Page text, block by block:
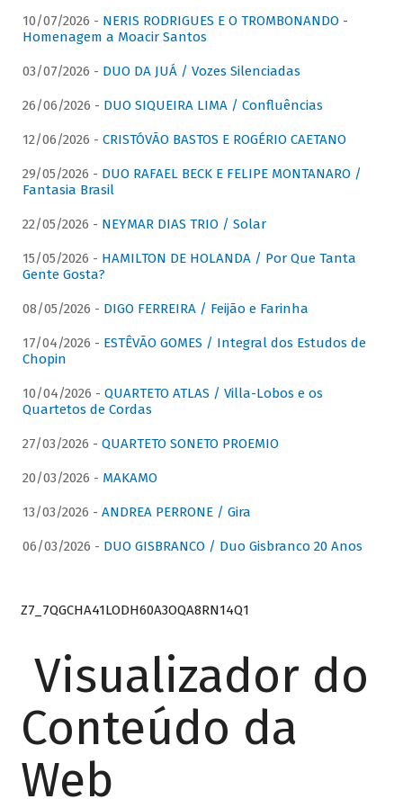
10/07/2026 - NERIS RODRIGUES E O TROMBONANDO -
Homenagem a Moacir Santos
03/07/2026 - DUO DA JUÁ / Vozes Silenciadas
26/06/2026 - DUO SIQUEIRA LIMA / Confluências
12/06/2026 - CRISTÓVÃO BASTOS E ROGÉRIO CAETANO
29/05/2026 - DUO RAFAEL BECK E FELIPE MONTANARO /
Fantasia Brasil
22/05/2026 - NEYMAR DIAS TRIO / Solar
15/05/2026 - HAMILTON DE HOLANDA / Por Que Tanta
Gente Gosta?
08/05/2026 - DIGO FERREIRA / Feijão e Farinha
17/04/2026 - ESTÊVÃO GOMES / Integral dos Estudos de
Chopin
10/04/2026 - QUARTETO ATLAS / Villa-Lobos e os
Quartetos de Cordas
27/03/2026 - QUARTETO SONETO PROEMIO
20/03/2026 - MAKAMO
13/03/2026 - ANDREA PERRONE / Gira
06/03/2026 - DUO GISBRANCO / Duo Gisbranco 20 Anos
Z7_7QGCHA41LODH60A3OQA8RN14Q1
Visualizador do
Conteúdo da
Web